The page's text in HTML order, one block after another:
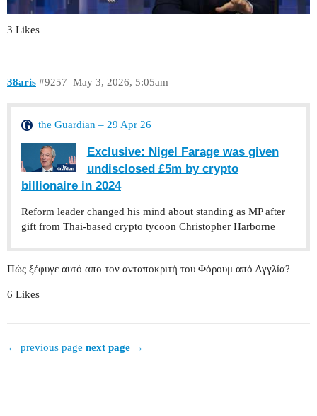
3 Likes
38aris May 3, 2026, 5:05am
#9257
the Guardian – 29 Apr 26
Exclusive: Nigel Farage was given
undisclosed £5m by crypto
billionaire in 2024
Reform leader changed his mind about standing as MP after
gift from Thai-based crypto tycoon Christopher Harborne
Πώς ξέφυγε αυτό απο τον ανταποκριτή του Φόρουμ από Αγγλία?
6 Likes
← previous page next page →